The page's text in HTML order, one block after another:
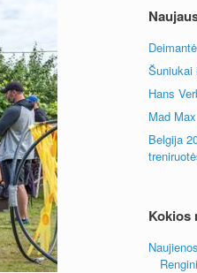
Šuniukai
Hans
Mad
Belgija
Kokios
Naujienos